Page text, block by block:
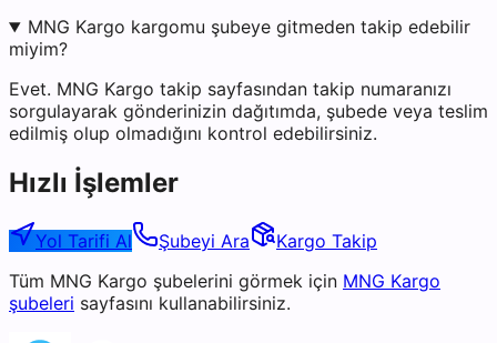
MNG Kargo kargomu şubeye gitmeden takip edebilir
miyim?
Evet. MNG Kargo takip sayfasından takip numaranızı
sorgulayarak gönderinizin dağıtımda, şubede veya teslim
edilmiş olup olmadığını kontrol edebilirsiniz.
Hızlı İşlemler
Yol Tarifi Al Şubeyi Ara
Kargo Takip
Tüm MNG Kargo şubelerini görmek için MNG Kargo
şubeleri sayfasını kullanabilirsiniz.